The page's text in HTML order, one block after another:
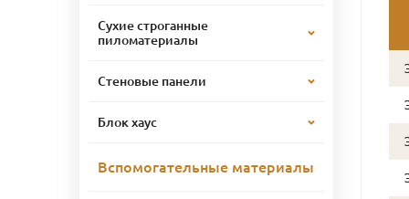
Сухие строганные
пиломатериалы
Стеновые панели
Блок хаус
Вспомогательные материалы